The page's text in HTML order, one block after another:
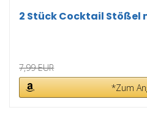
2 Stück Cocktail Stößel
7,99 EUR
*Zum